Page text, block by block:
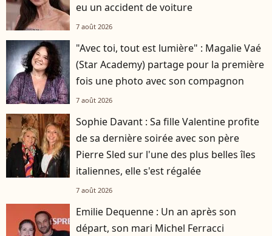
eu un accident de voiture
7 août 2026
"Avec toi, tout est lumière" : Magalie Vaé
(Star Academy) partage pour la première
fois une photo avec son compagnon
7 août 2026
Sophie Davant : Sa fille Valentine profite
de sa dernière soirée avec son père
Pierre Sled sur l'une des plus belles îles
italiennes, elle s'est régalée
7 août 2026
Emilie Dequenne : Un an après son
départ, son mari Michel Ferracci